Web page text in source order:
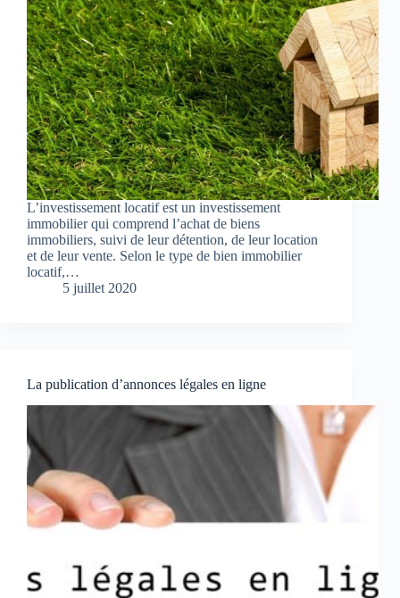
L’investissement locatif est un investissement
immobilier qui comprend l’achat de biens
immobiliers, suivi de leur détention, de leur location
et de leur vente. Selon le type de bien immobilier
locatif,…
5 juillet 2020
La publication d’annonces légales en ligne